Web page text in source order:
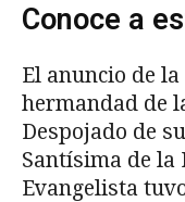
Conoce a
El anuncio de
hermandad de
Despojado de
Santísima de la
Evangelista